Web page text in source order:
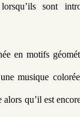
sont
en motifs
musique
qu’il est